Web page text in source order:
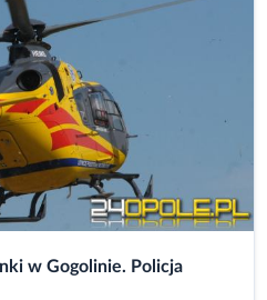
w Gogolinie. Policja